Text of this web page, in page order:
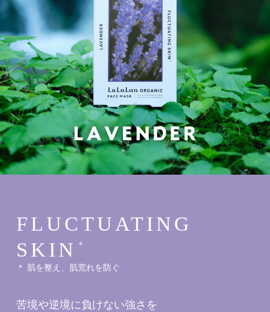
FLUCTUATING
SKIN
＊
＊ 肌を整え、肌荒れを防ぐ
苦境や逆境に負けない強さを